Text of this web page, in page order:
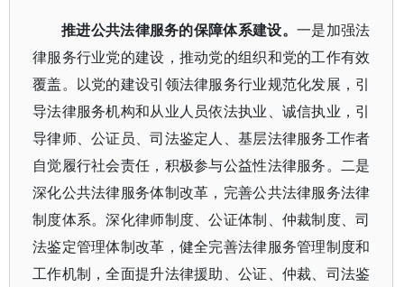
推进公共法律服务的保障体系建设。 一是加强法
律服务行业党的建设，推动党的组织和党的工作有效
覆盖。以党的建设引领法律服务行业规范化发展，引
导法律服务机构和从业人员依法执业、诚信执业，引
导律师、公证员、司法鉴定人、基层法律服务工作者
自觉履行社会责任，积极参与公益性法律服务。二是
深化公共法律服务体制改革，完善公共法律服务法律
制度体系。深化律师制度、公证体制、仲裁制度、司
法鉴定管理体制改革，健全完善法律服务管理制度和
工作机制，全面提升法律援助、公证、仲裁、司法鉴